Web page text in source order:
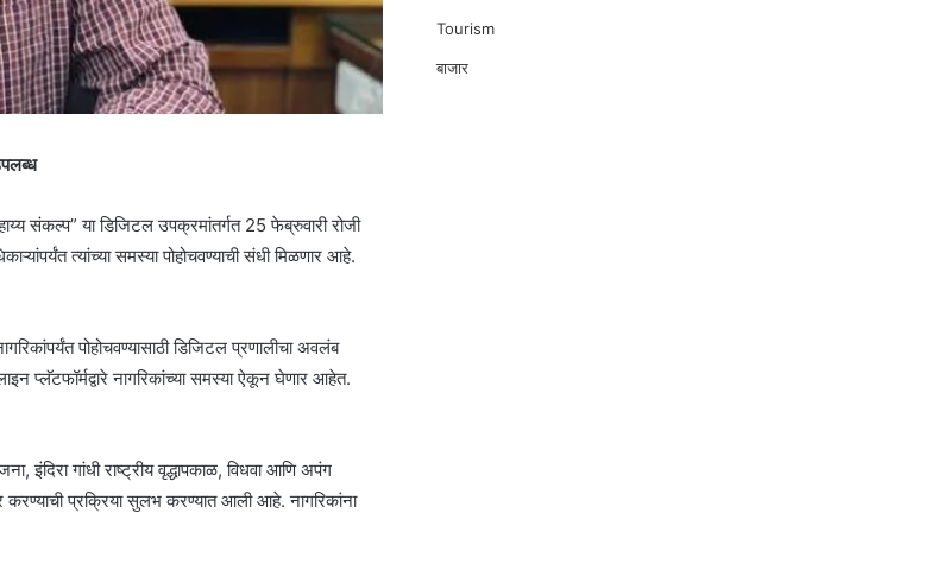
संकल्प” या डिजिटल उपक्रमांतर्गत 25 फेब्रुवारी रोजी
त्यांच्या समस्या पोहोचवण्याची संधी मिळणार आहे.
पोहोचवण्यासाठी डिजिटल प्रणालीचा अवलंब
प्लॅटफॉर्मद्वारे नागरिकांच्या समस्या ऐकून घेणार आहेत.
इंदिरा गांधी राष्ट्रीय वृद्धापकाळ, विधवा आणि अपंग
करण्याची प्रक्रिया सुलभ करण्यात आली आहे. नागरिकांना
Tourism
बाजार